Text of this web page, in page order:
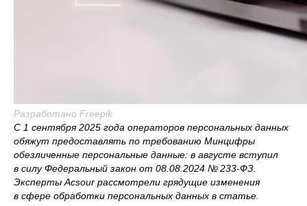
Разработано Freepik
С 1 сентября 2025 года операторов персональных данных
обяжут предоставлять по требованию Минцифры
обезличенные персональные данные: в августе вступил
в силу Федеральный закон от 08.08.2024 № 233-ФЗ.
Эксперты Acsour рассмотрели грядущие изменения
в сфере обработки персональных данных в статье.